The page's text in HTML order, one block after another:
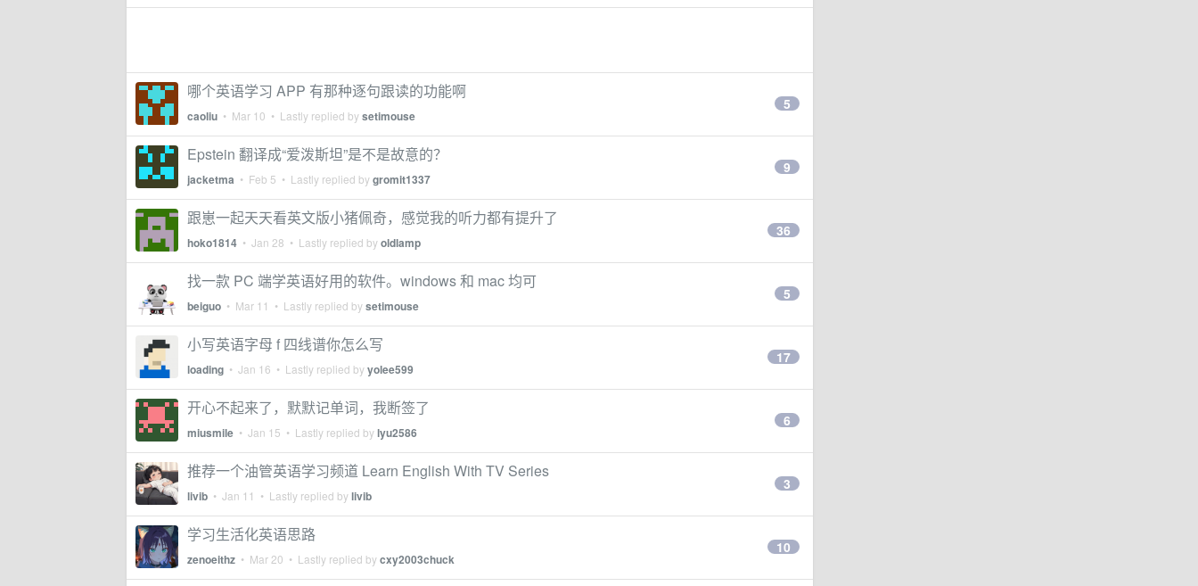
哪个英语学习 APP 有那种逐句跟读的功能啊
caoliu • Mar 10 • Lastly replied bysetimouse
5
Epstein 翻译成“爱泼斯坦”是不是故意的？
jacketma • Feb 5 • Lastly replied bygromit1337
9
跟崽一起天天看英文版小猪佩奇，感觉我的听力都有提升了
hoko1814 • Jan 28 • Lastly replied byoldlamp
36
找一款 PC 端学英语好用的软件。windows 和 mac 均可
beiguo • Mar 11 • Lastly replied bysetimouse
5
小写英语字母 f 四线谱你怎么写
loading • Jan 16 • Lastly replied byyolee599
17
开心不起来了，默默记单词，我断签了
miusmile • Jan 15 • Lastly replied bylyu2586
6
推荐一个油管英语学习频道 Learn English With TV Series
livib • Jan 11 • Lastly replied bylivib
3
学习生活化英语思路
zenoeithz • Mar 20 • Lastly replied bycxy2003chuck
10